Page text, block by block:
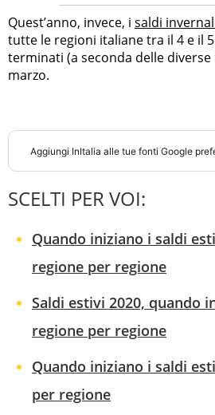
Quest’anno, invece, i saldi
tutte le regioni italiane tra il 4 e il
terminati (a seconda delle
marzo.
Aggiungi InItalia alle tue fonti Google
SCELTI PER VOI:
Quando iniziano i saldi
regione per regione
Saldi estivi 2020, quando
regione per regione
Quando iniziano i saldi
per regione